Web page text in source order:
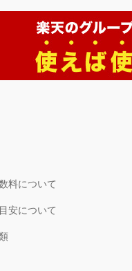
料について
安について